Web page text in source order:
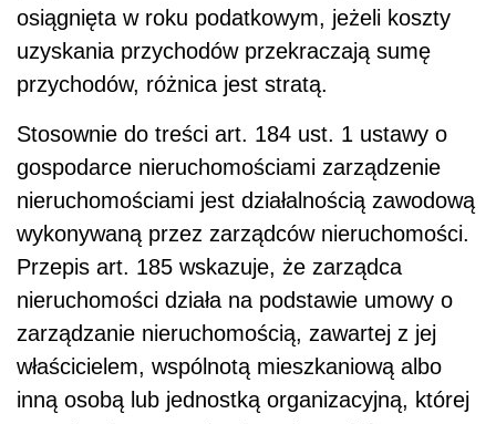
osiągnięta w roku podatkowym, jeżeli koszty
uzyskania przychodów przekraczają sumę
przychodów, różnica jest stratą.
Stosownie do treści art. 184 ust. 1 ustawy o
gospodarce nieruchomościami zarządzenie
nieruchomościami jest działalnością zawodową
wykonywaną przez zarządców nieruchomości.
Przepis art. 185 wskazuje, że zarządca
nieruchomości działa na podstawie umowy o
zarządzanie nieruchomością, zawartej z jej
właścicielem, wspólnotą mieszkaniową albo
inną osobą lub jednostką organizacyjną, której